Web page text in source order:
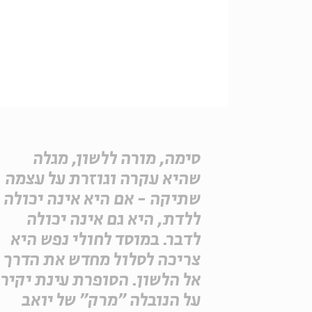
סימה, מורה ללשון, מגלה
שהיא עקרה וגוזרת על עצמה
שתיקה - אם היא אינה יכולה
ללדת, היא גם אינה יכולה
לדבר. במוסד לחולי נפש היא
צריכה לסלול מחדש את הדרך
אל הלשון. הסופרת עינת יקיר
על הנובלה "מרק" של יואב